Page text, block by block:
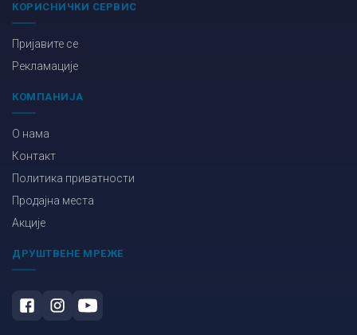
КОРИСНИЧКИ СЕРВИС
Пријавите се
Рекламације
КОМПАНИЈА
О нама
Контакт
Политика приватности
Продајна места
Акције
ДРУШТВЕНЕ МРЕЖЕ